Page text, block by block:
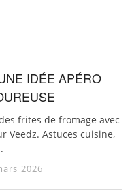
IDÉE APÉRO
frites de fromage avec
Veedz. Astuces cuisine,
2026